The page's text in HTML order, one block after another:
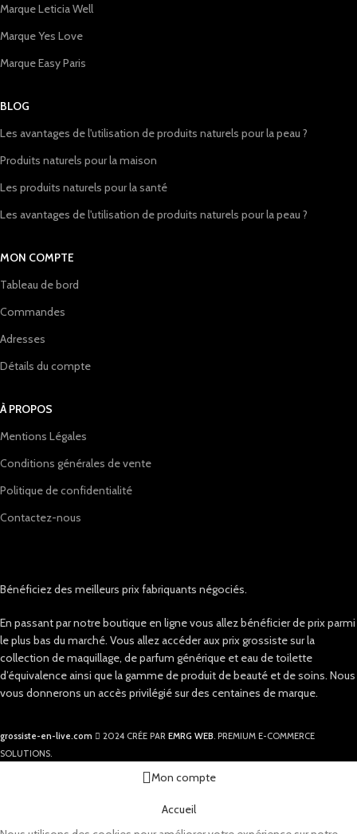
Marque Leticia Well
Marque Yes Love
Marque Easy Paris
BLOG
Les avantages de l'utilisation de produits naturels pour la peau ?
Produits naturels pour la maison
Les produits naturels pour la santé
Les avantages de l'utilisation de produits naturels pour la peau ?
MON COMPTE
Tableau de bord
Commandes
Adresses
Détails du compte
À PROPOS
Mentions Légales
Conditions générales de vente
Politique de confidentialité
Contactez-nous
Bénéficiez des meilleurs prix fabriquants négociés.
En passant par notre boutique en ligne vous allez bénéficier de prix parmi
le plus bas du marché. Vous allez accéder aux prix grossiste sur la
collection de maquillage, de parfum générique et eau de toilette
d’équivalence ainsi que la gamme de produit de beauté et de soins. Nous
vous donnerons un accès privilégié sur des centaines de marque.
grossiste-en-live.com 2024 CRÉE PAR EMRG WEB. PREMIUM E-COMMERCE
SOLUTIONS.
Mon compte
Accueil